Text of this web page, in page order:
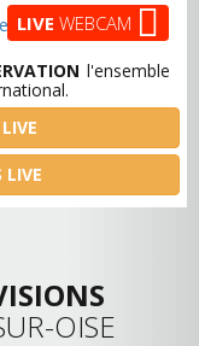
LIVE WEBCAM
l'ensemble
LIVE
OISE